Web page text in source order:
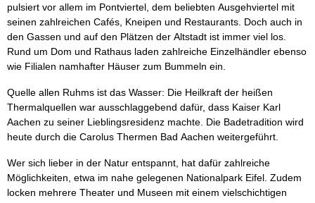
pulsiert vor allem im Pontviertel, dem beliebten Ausgehviertel mit
seinen zahlreichen Cafés, Kneipen und Restaurants. Doch auch in
den Gassen und auf den Plätzen der Altstadt ist immer viel los.
Rund um Dom und Rathaus laden zahlreiche Einzelhändler ebenso
wie Filialen namhafter Häuser zum Bummeln ein.
Quelle allen Ruhms ist das Wasser: Die Heilkraft der heißen
Thermalquellen war ausschlaggebend dafür, dass Kaiser Karl
Aachen zu seiner Lieblingsresidenz machte. Die Badetradition wird
heute durch die Carolus Thermen Bad Aachen weitergeführt.
Wer sich lieber in der Natur entspannt, hat dafür zahlreiche
Möglichkeiten, etwa im nahe gelegenen Nationalpark Eifel. Zudem
locken mehrere Theater und Museen mit einem vielschichtigen